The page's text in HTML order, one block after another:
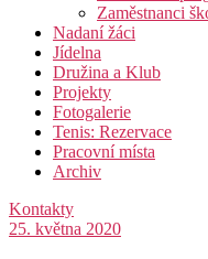
Zaměstnanci
Nadaní žáci
Jídelna
Družina a Klub
Projekty
Fotogalerie
Tenis: Rezervace
Pracovní místa
Archiv
Kontakty
25. května 2020